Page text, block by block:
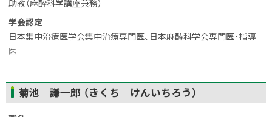
に
戻
る
助教（麻酔科学講座兼務）
学会認定
日本集中治療医学会集中治療専門医、日本麻酔科学会専門医・指導
医
ト
ッ
菊池 謙一郎 （きくち けんいちろう）